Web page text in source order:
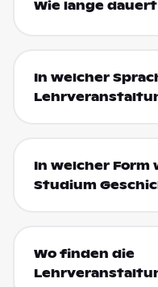
Wie lange
In welcher
In welcher Form
Studium
Wo finden die